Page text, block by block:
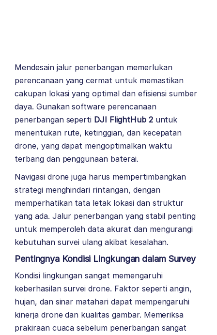
Mendesain jalur penerbangan memerlukan
perencanaan yang cermat untuk memastikan
cakupan lokasi yang optimal dan efisiensi sumber
daya. Gunakan software perencanaan
penerbangan seperti DJI FlightHub 2untuk
menentukan rute, ketinggian, dan kecepatan
drone, yang dapat mengoptimalkan waktu
terbang dan penggunaan baterai.
Navigasi drone juga harus mempertimbangkan
strategi menghindari rintangan, dengan
memperhatikan tata letak lokasi dan struktur
yang ada. Jalur penerbangan yang stabil penting
untuk memperoleh data akurat dan mengurangi
kebutuhan survei ulang akibat kesalahan.
Pentingnya Kondisi Lingkungan dalam Survey
Kondisi lingkungan sangat memengaruhi
keberhasilan survei drone. Faktor seperti angin,
hujan, dan sinar matahari dapat mempengaruhi
kinerja drone dan kualitas gambar. Memeriksa
prakiraan cuaca sebelum penerbangan sangat